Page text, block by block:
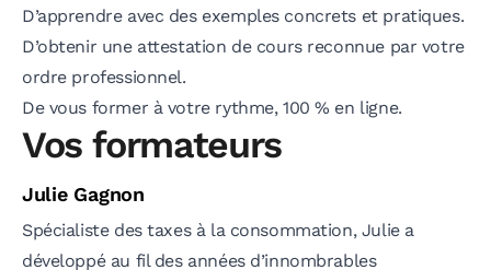
D’apprendre avec des exemples concrets et pratiques.
D’obtenir une attestation de cours reconnue par votre
ordre professionnel.
De vous former à votre rythme, 100 % en ligne.
Vos formateurs
Julie Gagnon
Spécialiste des taxes à la consommation, Julie a
développé au fil des années d’innombrables